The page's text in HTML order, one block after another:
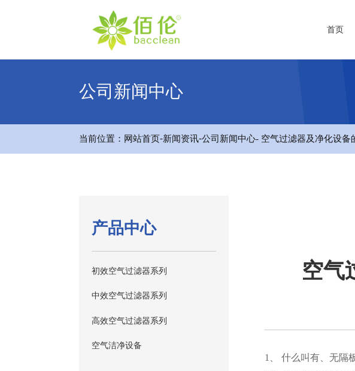
首页
公司新闻中心
当前位置： 网站首页-新闻资讯-公司新闻中心- 空气过滤器及净化设备
产品中心
初效空气过滤器系列
中效空气过滤器系列
高效空气过滤器系列
空气洁净设备
空气
1、 什么叫有、无隔